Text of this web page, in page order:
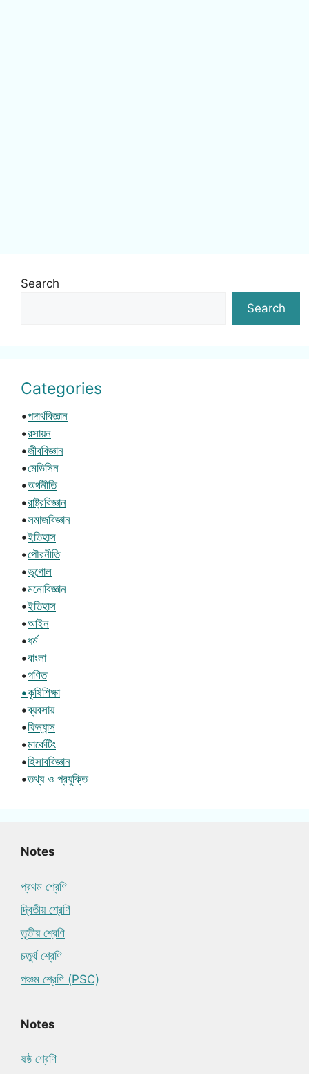
Search
Search
Categories
•পদার্থবিজ্ঞান
•রসায়ন
•জীববিজ্ঞান
•মেডিসিন
•অর্থনীতি
•রাষ্ট্রবিজ্ঞান
•সমাজবিজ্ঞান
•ইতিহাস
•পৌরনীতি
•ভূগোল
•মনোবিজ্ঞান
•ইতিহাস
•আইন
•ধর্ম
•বাংলা
•গণিত
•কৃষিশিক্ষা
•ব্যবসায়
•ফিন্যান্স
•মার্কেটিং
•হিসাববিজ্ঞান
•তথ্য ও প্রযুক্তি
Notes
প্রথম শ্রেণি
দ্বিতীয় শ্রেণি
তৃতীয় শ্রেণি
চতুর্থ শ্রেণি
পঞ্চম শ্রেণি (PSC)
Notes
ষষ্ঠ শ্রেণি